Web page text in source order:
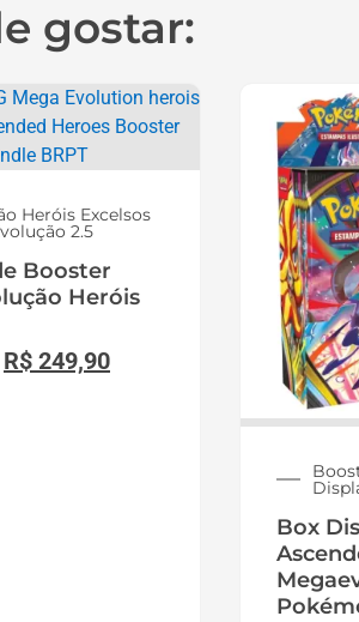
gostar:
Heróis Excelsos
2.5
Booster
Heróis
R$ 249,90
Box